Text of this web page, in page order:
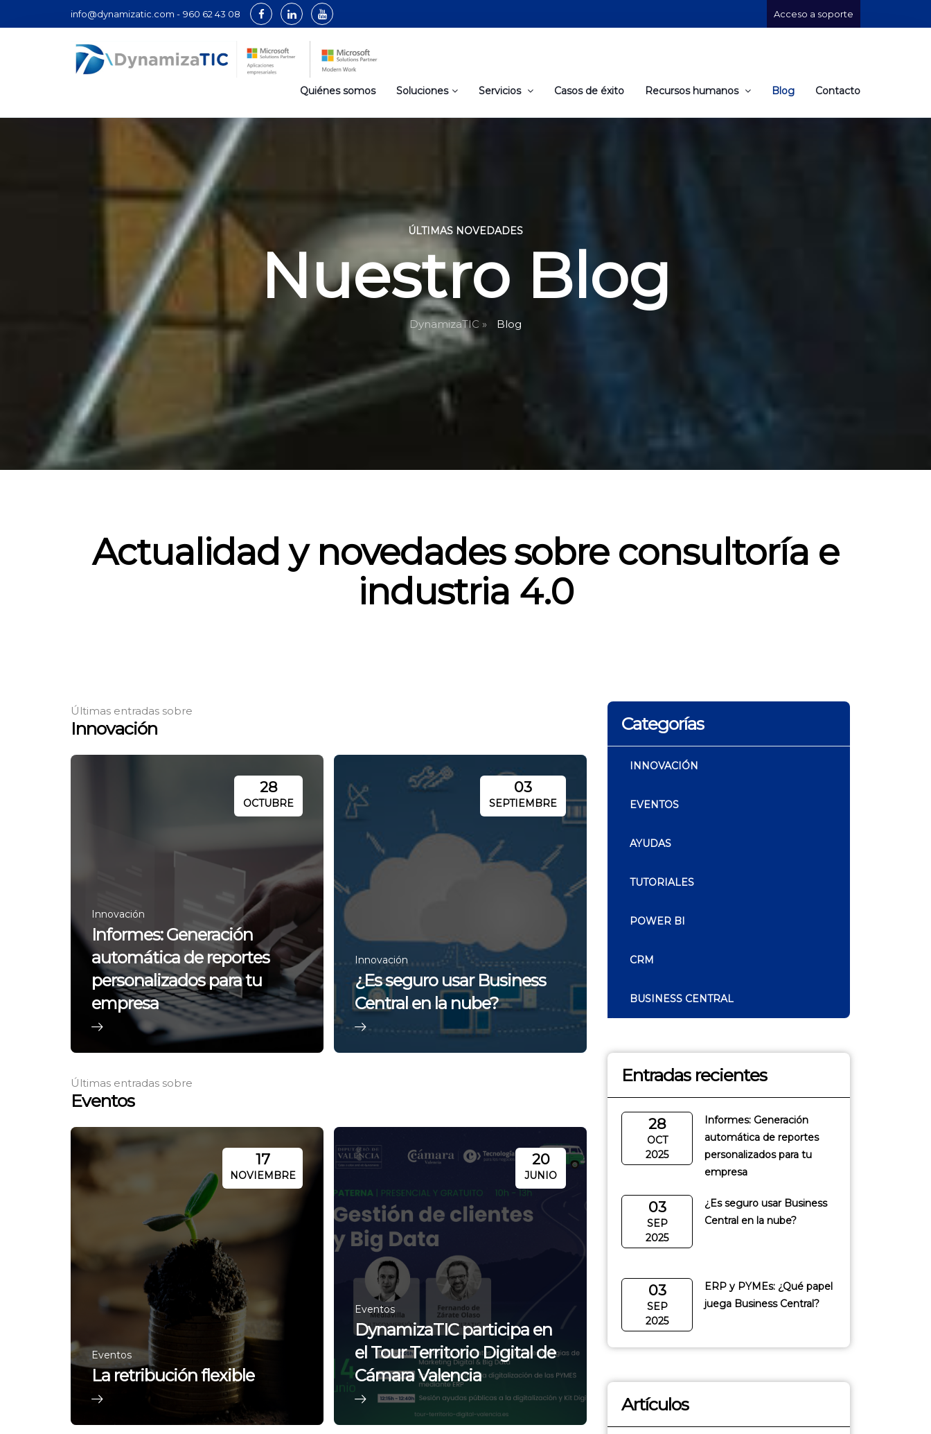
info@dynamizatic.com - 960 62 43 08 Acceso a soporte
Quiénes somos Soluciones Servicios Casos de éxito Recursos humanos Blog Contacto
ÚLTIMAS NOVEDADES
Nuestro Blog
DynamizaTIC » Blog
Actualidad y novedades sobre consultoría e
industria 4.0
Últimas entradas sobre
Innovación
28
OCTUBRE
Innovación
Informes: Generación
automática de reportes
personalizados para tu
empresa
03
SEPTIEMBRE
Innovación
¿Es seguro usar Business
Central en la nube?
Últimas entradas sobre
Eventos
17
NOVIEMBRE
Eventos
La retribución flexible
20
JUNIO
Eventos
DynamizaTIC participa en
el Tour Territorio Digital de
Cámara Valencia
Categorías
INNOVACIÓN
EVENTOS
AYUDAS
TUTORIALES
POWER BI
CRM
BUSINESS CENTRAL
Entradas recientes
28
OCT
2025
Informes: Generación
automática de reportes
personalizados para tu
empresa
03
SEP
2025
¿Es seguro usar Business
Central en la nube?
03
SEP
2025
ERP y PYMEs: ¿Qué papel
juega Business Central?
Artículos